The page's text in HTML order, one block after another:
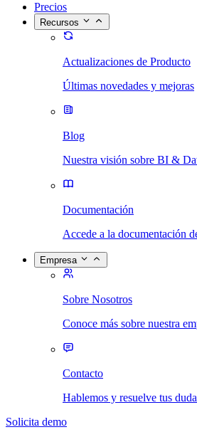
Precios
Recursos
Actualizaciones de Producto
Últimas novedades y mejoras
Blog
Nuestra visión sobre BI &
Documentación
Accede a la documentación
Empresa
Sobre Nosotros
Conoce más sobre nuestra
Contacto
Hablemos y resuelve tus
Solicita demo